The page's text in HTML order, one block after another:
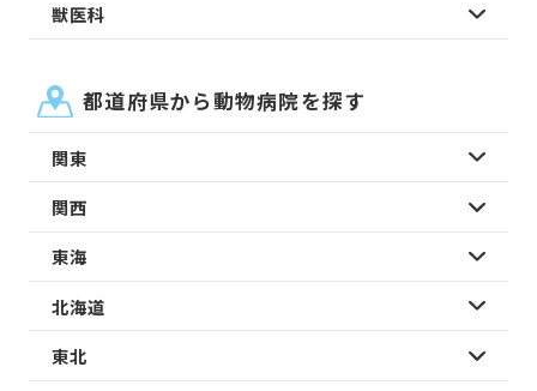
獣医科
都道府県から動物病院を探す
関東
関西
東海
北海道
東北